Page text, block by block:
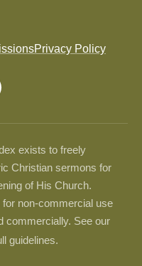
Privacy Policy
exists to freely
Christian sermons for
of His Church.
non-commercial use
commercially. See our
guidelines.